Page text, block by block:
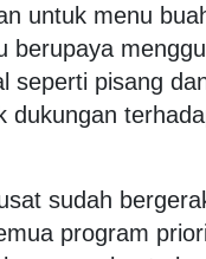
untuk menu
berupaya
seperti pisang
dukungan
sudah
program